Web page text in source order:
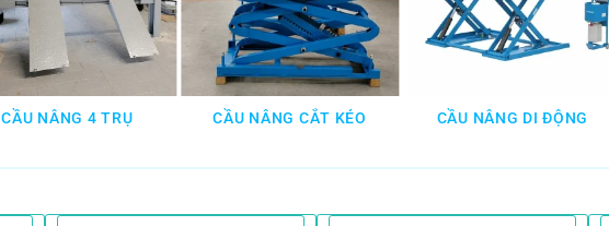
CẦU NÂNG 4 TRỤ CẦU NÂNG CẮT KÉO CẦU NÂNG DI ĐỘNG